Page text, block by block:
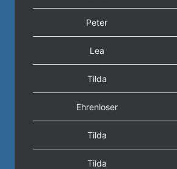
Peter
Lea
Tilda
Ehrenloser
Tilda
Tilda